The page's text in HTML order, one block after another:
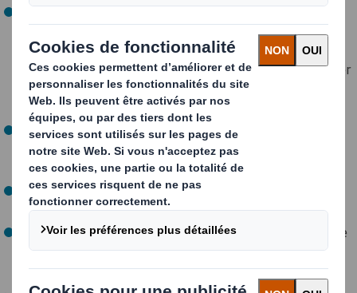
Une conférence suivie d'un temps d'échange, avec
Thibault Laumonier (PDG de DS Smith Packaging
France), Franck Croisier (Directeur des Ressources
Humaines), Rémy Botalla-Gambetta, Frédéric Levannier
(Responsable du Bureau d'étude), et Emmanuel Alriq
(Directeur du site de Sud-Est).
Une visite de l'usine, guidée par des salariés du site et
ponctuée de stands en carton créés par le bureau
d’étude pour l’occasion
Un déjeuner, qui fut également l'opportunité de
continuer à répondre aux questions des étudiants.
La première partie du Hack'Carton, qui s'est poursuivi le
lendemain dans les locaux de Pagora.